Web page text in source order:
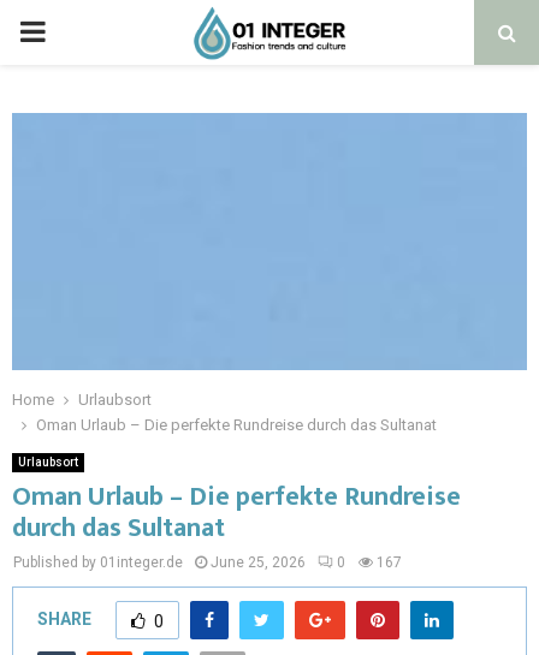
Home
Urlaubsort
Oman Urlaub – Die perfekte Rundreise durch das Sultanat
Urlaubsort
Oman Urlaub – Die perfekte Rundreise
durch das Sultanat
Published by 01integer.de June 25, 2026 0 167
SHARE 0